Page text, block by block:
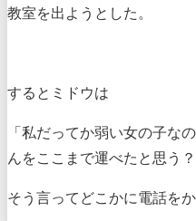
教室を出ようとした。
するとミドウは
「私だってか弱い女の子な
んをここまで運べたと思う？
そう言ってどこかに電話をか